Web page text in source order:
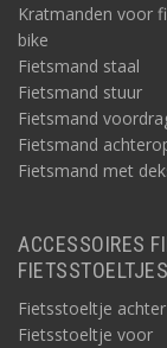
Kratmanden voor
bike
Fietsmand staal
Fietsmand stuur
Fietsmand
Fietsmand
Fietsmand met
ACCESSOIRES
FIETSSTOELTJES
Fietsstoeltje achter
Fietsstoeltje voor